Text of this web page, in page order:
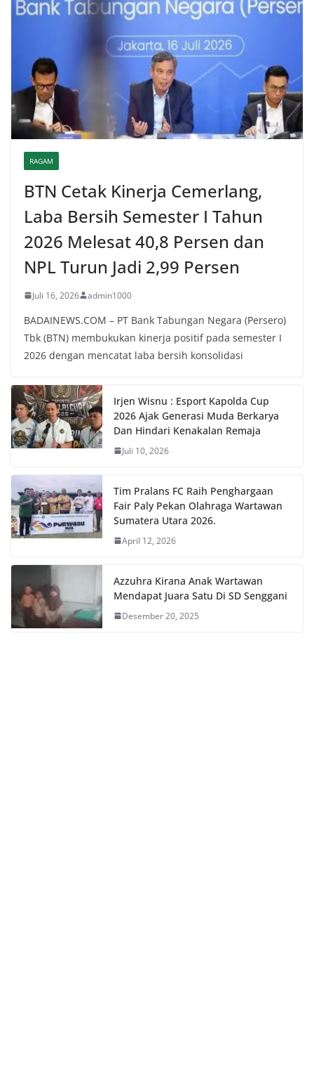
RAGAM
BTN Cetak Kinerja Cemerlang,
Laba Bersih Semester I Tahun
2026 Melesat 40,8 Persen dan
NPL Turun Jadi 2,99 Persen
Juli 16, 2026 admin1000
BADAINEWS.COM – PT Bank Tabungan Negara (Persero)
Tbk (BTN) membukukan kinerja positif pada semester I
2026 dengan mencatat laba bersih konsolidasi
Irjen Wisnu : Esport Kapolda Cup
2026 Ajak Generasi Muda Berkarya
Dan Hindari Kenakalan Remaja
Juli 10, 2026
Tim Pralans FC Raih Penghargaan
Fair Paly Pekan Olahraga Wartawan
Sumatera Utara 2026.
April 12, 2026
Azzuhra Kirana Anak Wartawan
Mendapat Juara Satu Di SD Senggani
Desember 20, 2025